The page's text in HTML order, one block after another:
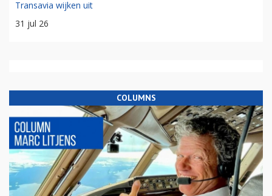
Transavia wijken uit
31 jul 26
COLUMNS